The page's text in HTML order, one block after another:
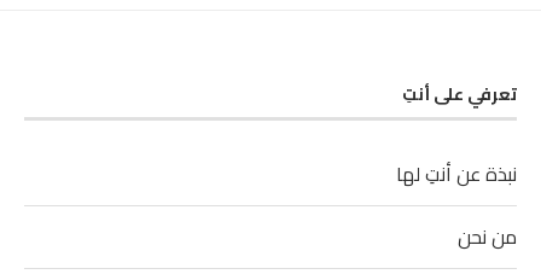
تعرفي على أنتِ
نبذة عن أنتِ لها
من نحن